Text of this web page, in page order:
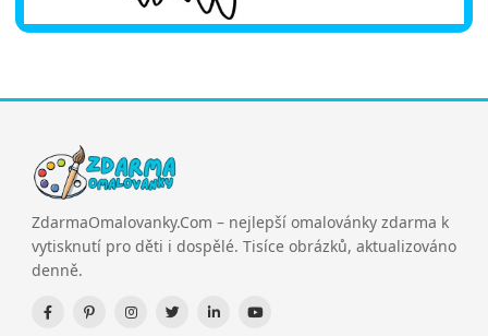
ZdarmaOmalovanky.Com – nejlepší omalovánky zdarma k
vytisknutí pro děti i dospělé. Tisíce obrázků, aktualizováno
denně.